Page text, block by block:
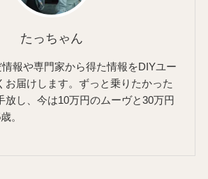
たっちゃん
報や専門家から得た情報をDIYユー
お届けします。ずっと乗りたかった
放し、今は10万円のムーヴと30万円
。